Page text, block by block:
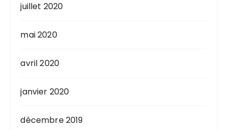
juillet 2020
mai 2020
avril 2020
janvier 2020
décembre 2019